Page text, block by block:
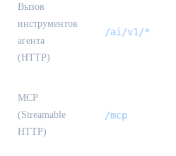
Вызов
инструментов
агента
(HTTP)
/ai/v1/*
MCP
(Streamable
HTTP)
/mcp